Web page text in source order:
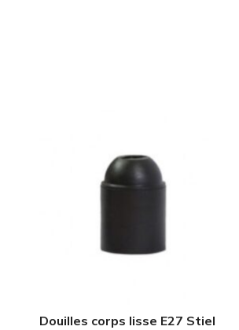
Douilles corps lisse E27 Stiel